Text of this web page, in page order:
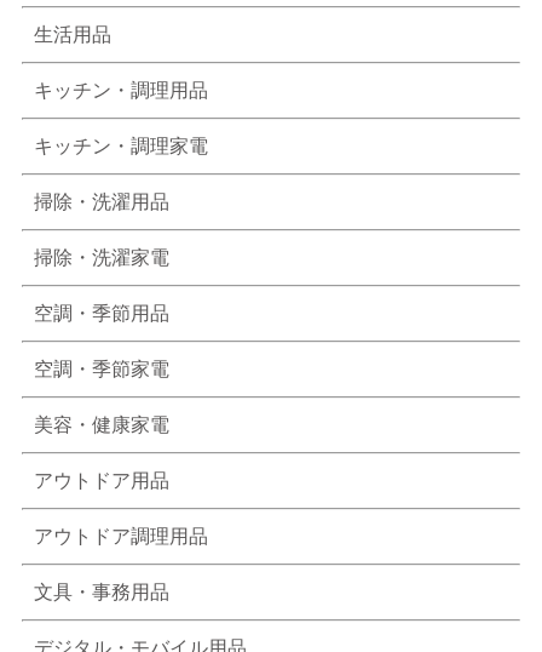
生活用品
キッチン・調理用品
キッチン・調理家電
掃除・洗濯用品
掃除・洗濯家電
空調・季節用品
空調・季節家電
美容・健康家電
アウトドア用品
アウトドア調理用品
文具・事務用品